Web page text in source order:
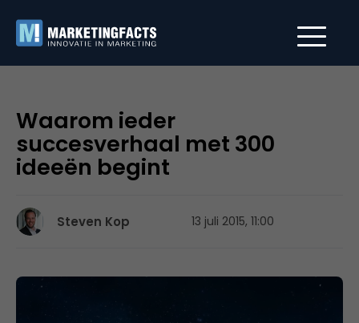
Waarom ieder
succesverhaal met 300
ideeën begint
Steven Kop 13 juli 2015, 11:00